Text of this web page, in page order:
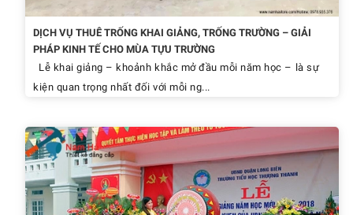
DỊCH VỤ THUÊ TRỐNG KHAI GIẢNG, TRỐNG TRƯỜNG – GIẢI
PHÁP KINH TẾ CHO MÙA TỰU TRƯỜNG
Lễ khai giảng – khoảnh khắc mở đầu mỗi năm học – là sự
kiện quan trọng nhất đối với mỗi ng...